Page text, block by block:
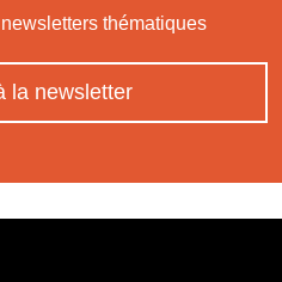
thématiques
la newsletter